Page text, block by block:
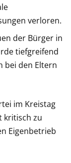
verloren.
der Bürger in
tiefgreifend
bei den Eltern
im Kreistag
kritisch zu
Eigenbetrieb